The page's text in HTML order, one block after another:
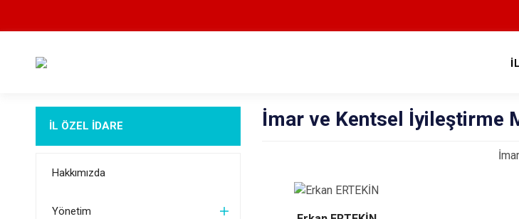
İL ÖZEL İDARE
Hakkımızda
Yönetim
İmar ve Kentsel İyileştirme